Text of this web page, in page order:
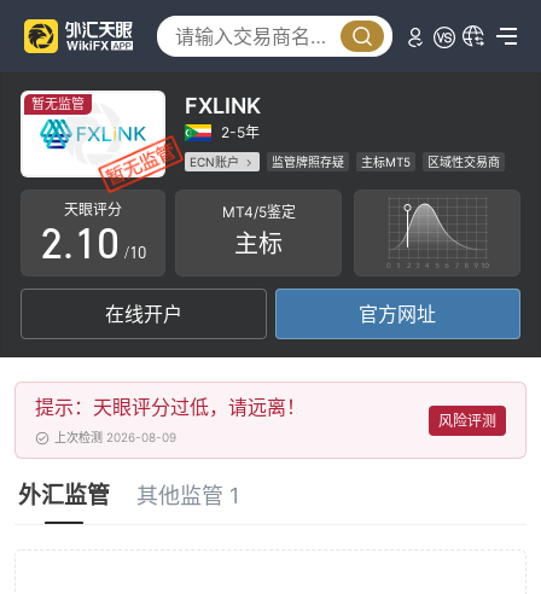
暂无监管 FXLINK
2-5年
ECN账户 监管牌照存疑 主标MT5
区域性交易商
高级风险隐患
天眼评分
0
1
2
3
4
5
6
7
8
.
0
1
2
3
4
5
6
7
0
1
2
3
4
5
/10
MT4/5鉴定
主标
在线开户 官方网址
提示：天眼评分过低，请远离！
上次检测 2026-08-09
风险评测
外汇监管 其他监管 1